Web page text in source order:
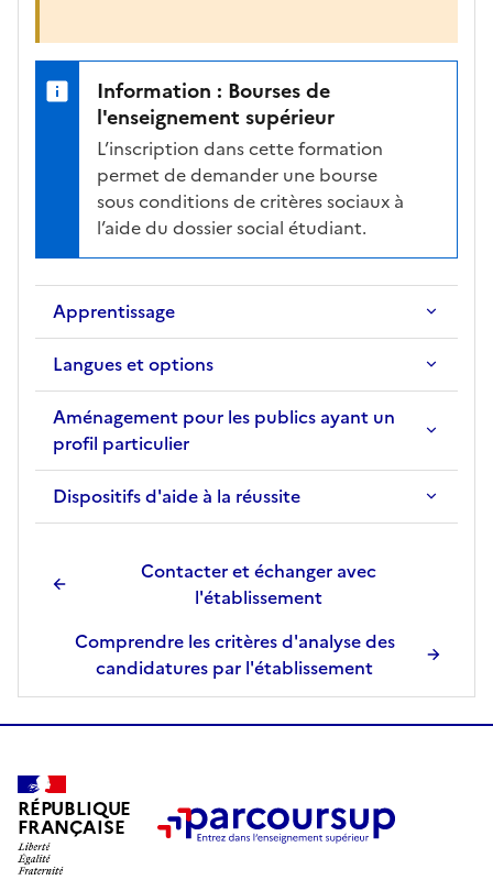
Information : Bourses de
l'enseignement supérieur
L’inscription dans cette formation
permet de demander une bourse
sous conditions de critères sociaux à
l’aide du dossier social étudiant.
Apprentissage
Langues et options
Aménagement pour les publics ayant un
profil particulier
Dispositifs d'aide à la réussite
Contacter et échanger avec
l'établissement
Comprendre les critères d'analyse des
candidatures par l'établissement
RÉPUBLIQUE
FRANÇAISE